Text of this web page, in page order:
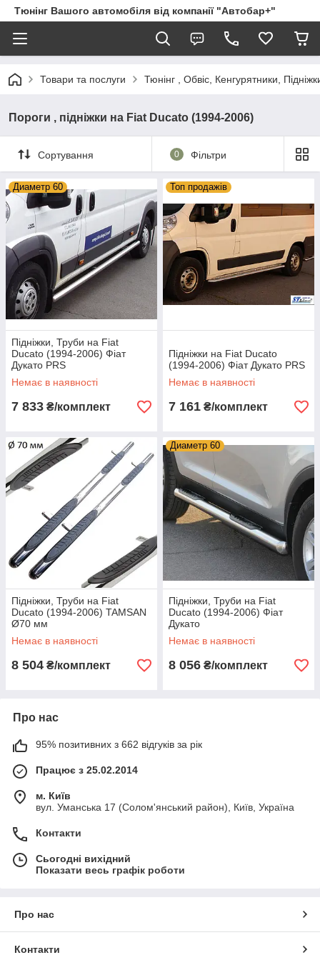
Тюнінг Вашого автомобіля від компанії "Автобар+"
Товари та послуги Тюнінг , Обвіс, Кенгурятники,
Пороги , підніжки на Fiat Ducato (1994-2006)
Сортування 0 Фільтри
Диаметр 60
Підніжки, Труби на Fiat
Ducato (1994-2006) Фіат
Дукато PRS
Немає в наявності
7 833 ₴/комплект
Топ продажів
Підніжки на Fiat Ducato
(1994-2006) Фіат Дукато PRS
Немає в наявності
7 161 ₴/комплект
Підніжки, Труби на Fiat
Ducato (1994-2006) TAMSAN
Ø70 мм
Немає в наявності
8 504 ₴/комплект
Диаметр 60
Підніжки, Труби на Fiat
Ducato (1994-2006) Фіат
Дукато
Немає в наявності
8 056 ₴/комплект
Про нас
95% позитивних з 662 відгуків за рік
Працює з 25.02.2014
м. Київ
вул. Уманська 17 (Солом'янський район), Київ, Україна
Контакти
Сьогодні вихідний
Показати весь графік роботи
Про нас
Контакти